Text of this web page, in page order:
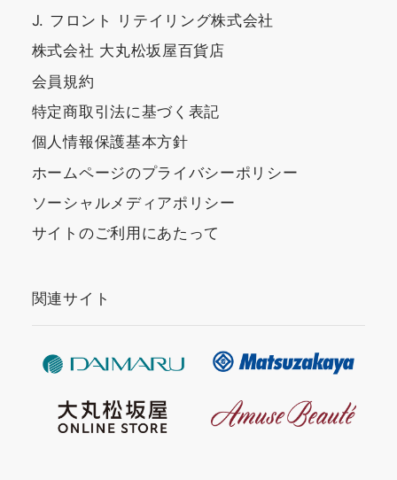
J. フロント リテイリング株式会社
株式会社 大丸松坂屋百貨店
会員規約
特定商取引法に基づく表記
個人情報保護基本方針
ホームページのプライバシーポリシー
ソーシャルメディアポリシー
サイトのご利用にあたって
関連サイト